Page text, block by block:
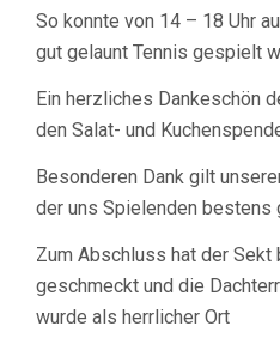
So konnte von 14 – 18 Uhr
gut gelaunt Tennis gespielt
Ein herzliches Dankeschön
den Salat- und
Besonderen Dank gilt
der uns Spielenden bestens
Zum Abschluss hat der Sekt
geschmeckt und die
wurde als herrlicher Ort